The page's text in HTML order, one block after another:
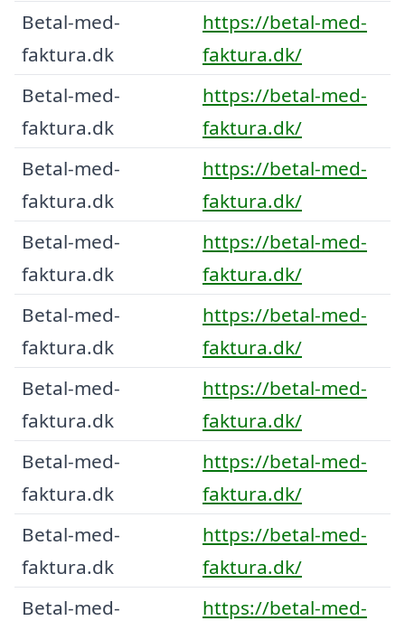
Betal-med-
faktura.dk
https://betal-med-
faktura.dk/
Betal-med-
faktura.dk
https://betal-med-
faktura.dk/
Betal-med-
faktura.dk
https://betal-med-
faktura.dk/
Betal-med-
faktura.dk
https://betal-med-
faktura.dk/
Betal-med-
faktura.dk
https://betal-med-
faktura.dk/
Betal-med-
faktura.dk
https://betal-med-
faktura.dk/
Betal-med-
faktura.dk
https://betal-med-
faktura.dk/
Betal-med-
faktura.dk
https://betal-med-
faktura.dk/
Betal-med-
https://betal-med-